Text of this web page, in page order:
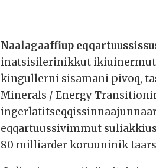
Naalagaaffiup
inatsisilerinikkut ikiuinermut
kingullerni sisamani pivoq,
Minerals / Energy
eqqartuussivimmut
80 milliarder koruuninik